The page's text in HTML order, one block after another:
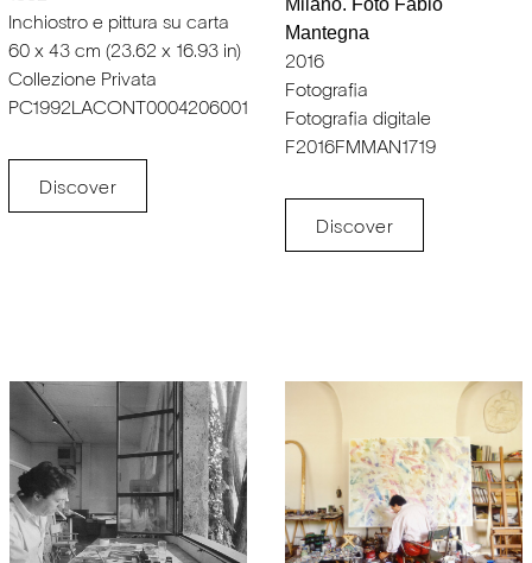
Inchiostro e pittura su carta
60 x 43 cm (23.62 x 16.93 in)
Collezione Privata
PC1992LACONT0004206001
Discover
Milano. Foto Fabio
Mantegna
2016
Fotografia
Fotografia digitale
F2016FMMAN1719
Discover